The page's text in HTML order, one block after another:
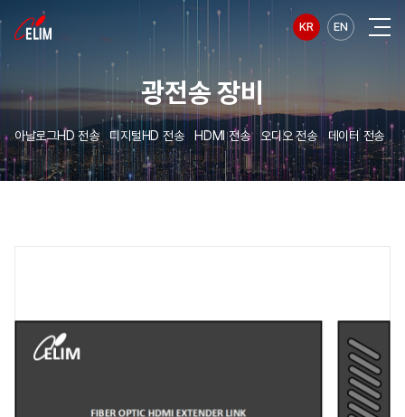
KR EN
광전송 장비
아날로그HD 전송 디지털HD 전송 HDMI 전송 오디오 전송 데이터 전송